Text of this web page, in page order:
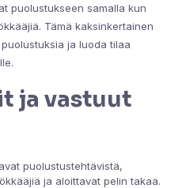
puolustukseen samalla kun
Tämä kaksinkertainen
ja luoda tilaa
ja vastuut
puolustustehtävistä,
ja aloittavat pelin takaa.